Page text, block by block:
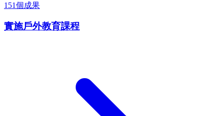
151個成果
實施戶外教育課程